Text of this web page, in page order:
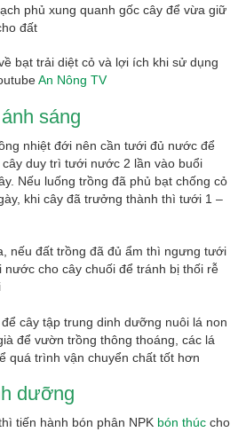
phủ xung quanh gốc cây để vừa giữ
đất
bạt trải diệt cỏ và lợi ích khi sử dụng
An Nông TV
sáng
nhiệt đới nên cần tưới đủ nước để
duy trì tưới nước 2 lần vào buổi
Nếu luống trồng đã phủ bạt chống cỏ
khi cây đã trưởng thành thì tưới 1 –
nếu đất trồng đã đủ ẩm thì ngưng tưới
cho cây chuối để tránh bị thối rễ
cây tập trung dinh dưỡng nuôi lá non
để vườn trồng thông thoáng, các lá
quá trình vận chuyển chất tốt hơn
dưỡng
tiến hành bón phân NPK bón thúc cho